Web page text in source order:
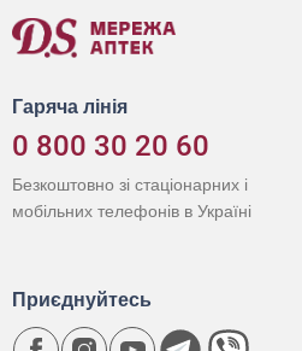
Гаряча лінія
0 800 30 20 60
Безкоштовно зі стаціонарних і
мобільних телефонів в Україні
Приєднуйтесь